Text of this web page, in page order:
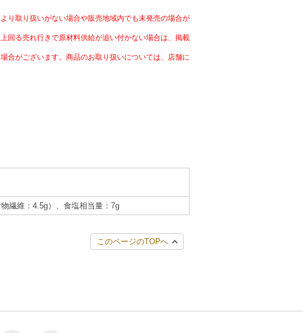
り取り扱いがない場合や販売地域内でも未発売の場合が
回る売れ行きで原材料供給が追い付かない場合は、掲載
合がございます。商品のお取り扱いについては、店舗に
繊維：4.5g）、食塩相当量：7g
このページのTOPへ